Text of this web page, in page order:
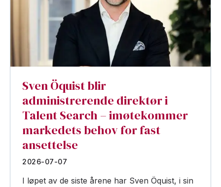
Sven Öquist blir
administrerende direktør i
Talent Search – imøtekommer
markedets behov for fast
ansettelse
2026-07-07
I løpet av de siste årene har Sven Öquist, i sin